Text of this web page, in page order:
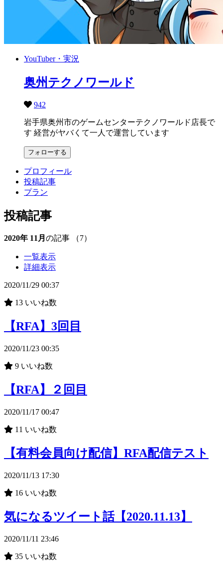
YouTuber・実況
奥州テクノワールド
942
岩手県奥州市のゲームセンターテクノワールド店長で
す 経営がヤバくて一人で運営しています
フォローする
プロフィール
投稿記事
プラン
投稿記事
2020年 11月 の記事 （7）
一覧表示
詳細表示
2020/11/29 00:37
13 いいね数
【RFA】3回目
2020/11/23 00:35
9 いいね数
【RFA】２回目
2020/11/17 00:47
11 いいね数
【有料会員向け配信】RFA配信テスト
2020/11/13 17:30
16 いいね数
気になるツイート話【2020.11.13】
2020/11/11 23:46
35 いいね数